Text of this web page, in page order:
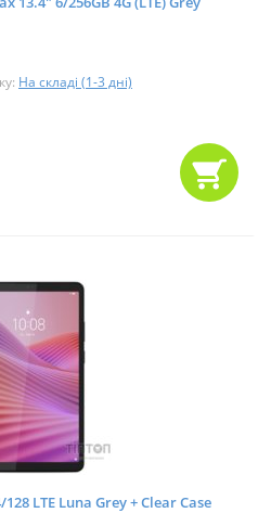
На складі (1-3 дні)
LTE Luna Grey + Clear Case